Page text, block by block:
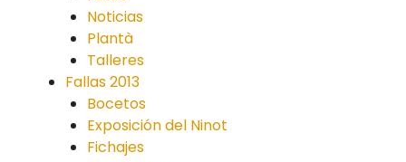
Noticias
Plantà
Talleres
Fallas 2013
Bocetos
Exposición del Ninot
Fichajes